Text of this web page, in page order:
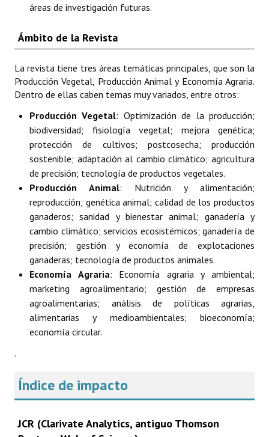
áreas de investigación futuras.
Ámbito de la Revista
La revista tiene tres áreas temáticas principales, que son la
Producción Vegetal, Producción Animal y Economía Agraria.
Dentro de ellas caben temas muy variados, entre otros:
Producción Vegetal: Optimización de la producción;
biodiversidad; fisiología vegetal; mejora genética;
protección de cultivos; postcosecha; producción
sostenible; adaptación al cambio climático; agricultura
de precisión; tecnología de productos vegetales.
Producción Animal: Nutrición y alimentación;
reproducción; genética animal; calidad de los productos
ganaderos; sanidad y bienestar animal; ganadería y
cambio climático; servicios ecosistémicos; ganadería de
precisión; gestión y economía de explotaciones
ganaderas; tecnología de productos animales.
Economía Agraria: Economía agraria y ambiental;
marketing agroalimentario; gestión de empresas
agroalimentarias; análisis de políticas agrarias,
alimentarias y medioambientales; bioeconomía;
economía circular.
.
Índice de impacto
JCR (Clarivate Analytics, antiguo Thomson